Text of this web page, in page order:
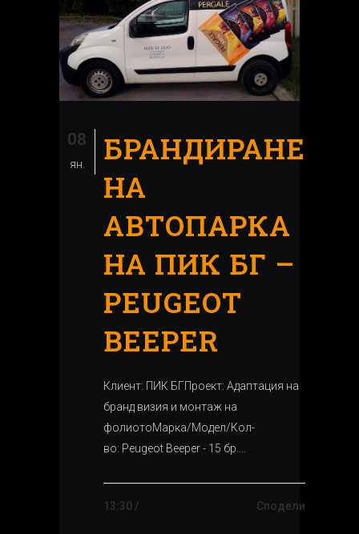
08
ян.
БРАНДИРАНЕ
НА
АВТОПАРКА
НА ПИК БГ –
PEUGEOT
BEEPER
Клиент: ПИК БГПроект: Адаптация на
бранд визия и монтаж на
фолиотоМарка/Модел/Кол-
во: Peugeot Beeper - 15 бр....
13:30 / Сподели